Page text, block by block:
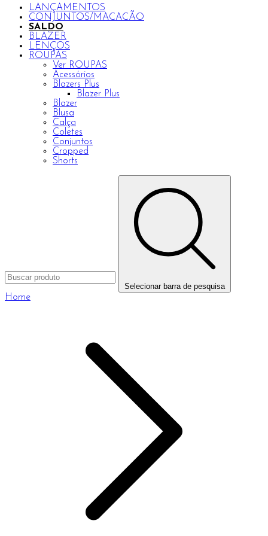
LANÇAMENTOS
CONJUNTOS/MACACÃO
SALDO
BLAZER
LENÇOS
ROUPAS
Ver ROUPAS
Acessórios
Blazers Plus
Blazer Plus
Blazer
Blusa
Calça
Coletes
Conjuntos
Cropped
Shorts
Selecionar barra de pesquisa
Home